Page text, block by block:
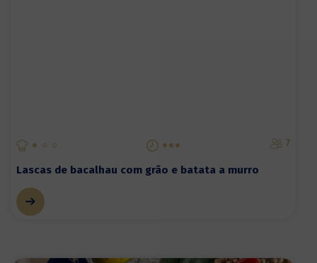
7
Lascas de bacalhau com grão e batata a murro